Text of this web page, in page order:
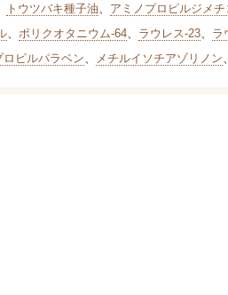
トウツバキ種子油、 アミノプロピルジメチ
、 ポリクオタニウム-64、 ラウレス-23、 ラ
ロピルパラベン、 メチルイソチアゾリノン、